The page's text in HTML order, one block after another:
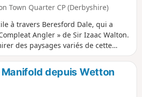
Town Quarter CP (Derbyshire)
à travers Beresford Dale, qui a
Angler » de Sir Izaac Walton.
des paysages variés de cette
chemins entre des murs en pierres
de montagne.depuis Wetton